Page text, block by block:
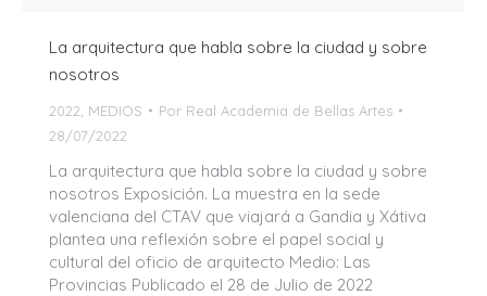
La arquitectura que habla sobre la ciudad y sobre
nosotros
2022 MEDIOS Por Real Academia de Bellas Artes
28/07/2022
La arquitectura que habla sobre la ciudad y sobre
nosotros Exposición. La muestra en la sede
valenciana del CTAV que viajará a Gandia y Xátiva
plantea una reflexión sobre el papel social y
cultural del oficio de arquitecto Medio: Las
Provincias Publicado el 28 de Julio de 2022